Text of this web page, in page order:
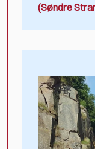
(Søndre